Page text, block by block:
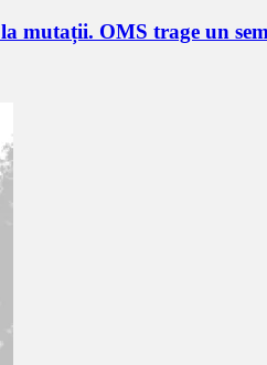
mutații. OMS trage un